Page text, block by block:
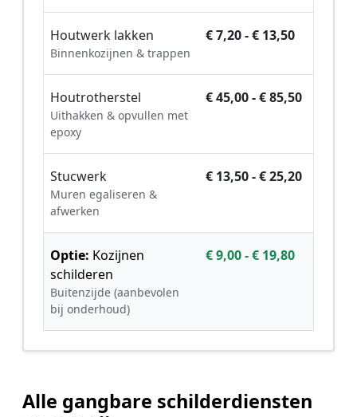
Houtwerk lakken
Binnenkozijnen & trappen
€ 7,20 - € 13,50
Houtrotherstel
Uithakken & opvullen met
epoxy
€ 45,00 - € 85,50
Stucwerk
Muren egaliseren &
afwerken
€ 13,50 - € 25,20
Optie: Kozijnen
schilderen
Buitenzijde (aanbevolen
bij onderhoud)
€ 9,00 - € 19,80
Alle gangbare schilderdiensten